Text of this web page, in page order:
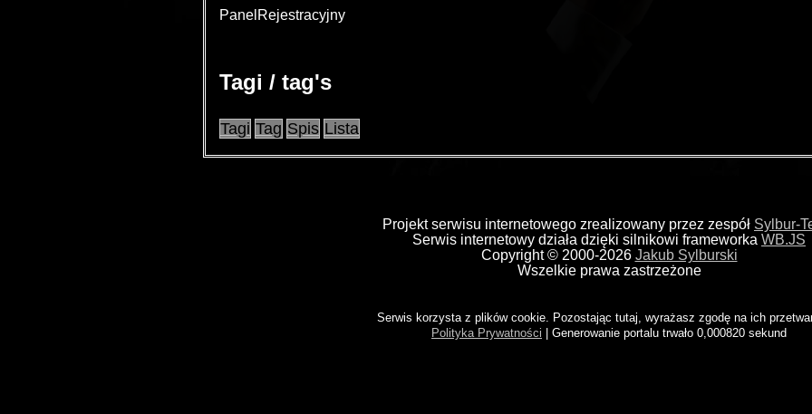
PanelRejestracyjny
Tagi / tag's
Tagi Tag Spis Lista
Projekt serwisu internetowego zrealizowany przez zespół Sylbur-
Serwis internetowy działa dzięki silnikowi frameworka WB.JS
Copyright © 2000-2026 Jakub Sylburski
Wszelkie prawa zastrzeżone
Serwis korzysta z plików cookie. Pozostając tutaj, wyrażasz zgodę na ich
Polityka Prywatności | Generowanie portalu trwało 0,000820 sekund